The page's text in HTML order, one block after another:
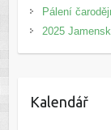
Pálení
2025
Kalendář